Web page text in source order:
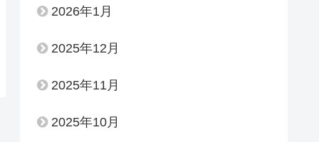
2026年1月
2025年12月
2025年11月
2025年10月